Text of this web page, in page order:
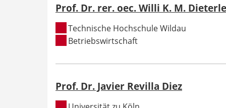
Prof. Dr. rer. oec. Willi K. M. Dieterle
Technische Hochschule Wildau
Betriebswirtschaft
Prof. Dr. Javier Revilla Diez